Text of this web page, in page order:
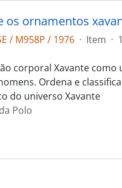
/ M958P / 1976 · Item ·
corporal Xavante como
Ordena e
do universo Xavante
Polo